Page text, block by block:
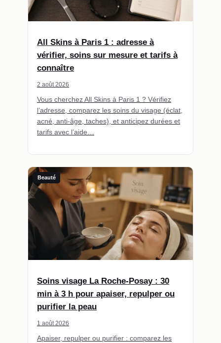
All Skins à Paris 1 : adresse à
vérifier, soins sur mesure et tarifs à
connaître
2 août 2026
Vous cherchez All Skins à Paris 1 ? Vérifiez
l’adresse, comparez les soins du visage (éclat,
acné, anti-âge, taches), et anticipez durées et
tarifs avec l’aide…
Beauté
Soins visage La Roche-Posay : 30
min à 3 h pour apaiser, repulper ou
purifier la peau
1 août 2026
Apaiser, repulper ou purifier : comparez les